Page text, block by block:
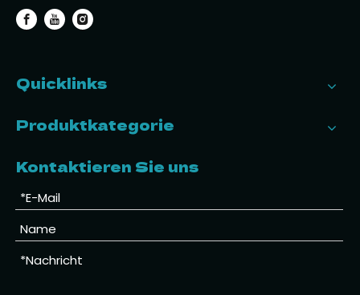
Quicklinks
Produktkategorie
Kontaktieren Sie uns